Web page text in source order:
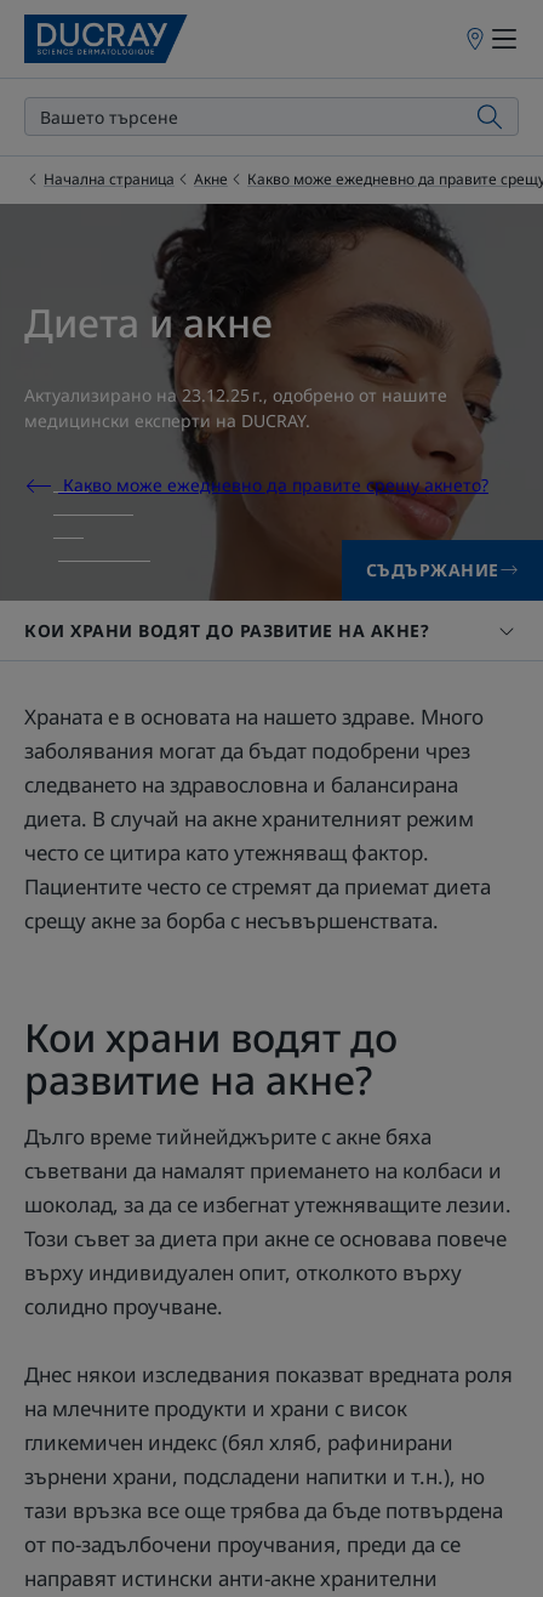
Точки
продажба
Начална страница Акне Какво може ежедневно да правите
Диета и акне
Актуализирано на23.12.25 г., одобрено от нашите
медицински експерти на DUCRAY.
Какво може ежедневно да правите срещу акнето?
СЪДЪРЖАНИЕ
КОИ ХРАНИ ВОДЯТ ДО РАЗВИТИЕ НА АКНЕ?
Храната е в основата на нашето здраве. Много
заболявания могат да бъдат подобрени чрез
следването на здравословна и балансирана
диета. В случай на акне хранителният режим
често се цитира като утежняващ фактор.
Пациентите често се стремят да приемат диета
срещу акне за борба с несъвършенствата.
Кои храни водят до
развитие на акне?
Дълго време тийнейджърите с акне бяха
съветвани да намалят приемането на колбаси и
шоколад, за да се избегнат утежняващите лезии.
Този съвет за диета при акне се основава повече
върху индивидуален опит, отколкото върху
солидно проучване.
Днес някои изследвания показват вредната роля
на млечните продукти и храни с висок
гликемичен индекс (бял хляб, рафинирани
зърнени храни, подсладени напитки и т.н.), но
тази връзка все още трябва да бъде потвърдена
от по-задълбочени проучвания, преди да се
направят истински анти-акне хранителни